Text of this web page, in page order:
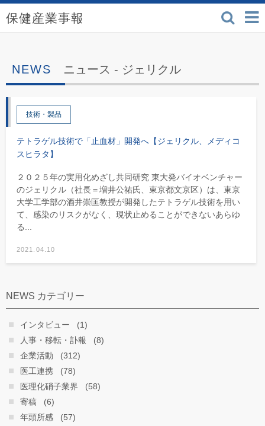
保健産業事報 - 医療機
検索
ニュース - ジェリクル
技術・製品
テトラゲル技術で「止血材」開発へ【ジェリクル、メディコ
スヒラタ】
２０２５年の実用化めざし共同研究 東大発バイオベンチャー
のジェリクル（社長＝増井公祐氏、東京都文京区）は、東京
大学工学部の酒井崇匡教授が開発したテトラゲル技術を用い
て、感染のリスクがなく、現状止めることができないあらゆ
る...
2021.04.10
NEWS カテゴリー
インタビュー
(1)
人事・移転・訃報
(8)
企業活動
(312)
医工連携
(78)
医理化硝子業界
(58)
寄稿
(6)
年頭所感
(57)